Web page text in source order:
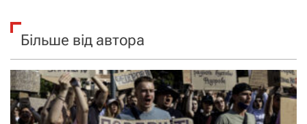
Більше від автора